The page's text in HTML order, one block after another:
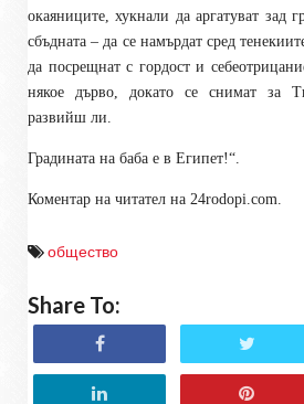
окаяниците, хукнали да аргатуват зад
сбъдната – да се намърдат сред
да посрещнат с гордост и
някое дърво, докато се снимат за
развийш ли.
Градината на баба е в Египет!“.
Коментар на читател на 24rodopi.com.
общество
Share To: